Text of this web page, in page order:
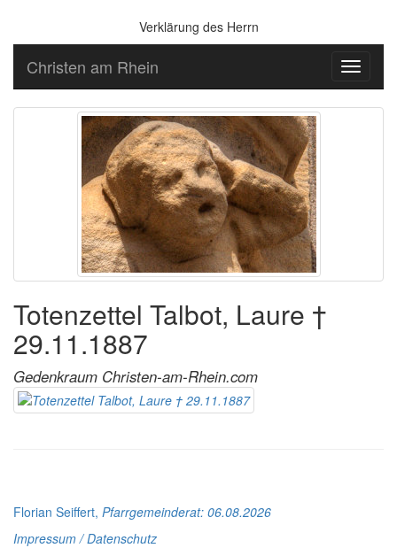
Verklärung des Herrn
Toggle
Christen am Rhein
Totenzettel Talbot, Laure †
29.11.1887
Gedenkraum Christen-am-Rhein.com
Florian Seiffert, Pfarrgemeinderat: 06.08.2026
Impressum / Datenschutz